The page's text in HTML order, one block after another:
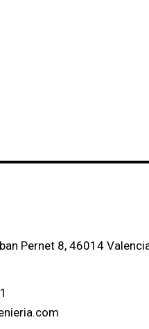
Pernet 8, 46014